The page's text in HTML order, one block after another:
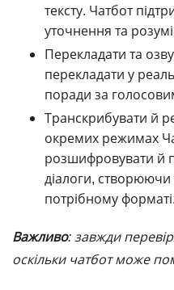
тексту. Чатбот
уточнення та
Перекладати та
перекладати у
поради за
Транскрибувати й
окремих режимах
розшифровувати й
діалоги, створюючи
потрібному форматі.
Важливо: завжди
оскільки чатбот може